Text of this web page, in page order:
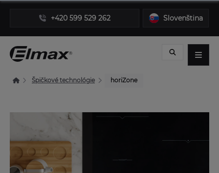
+420 599 529 262 Slovenština
Špičkové technológie horiZone